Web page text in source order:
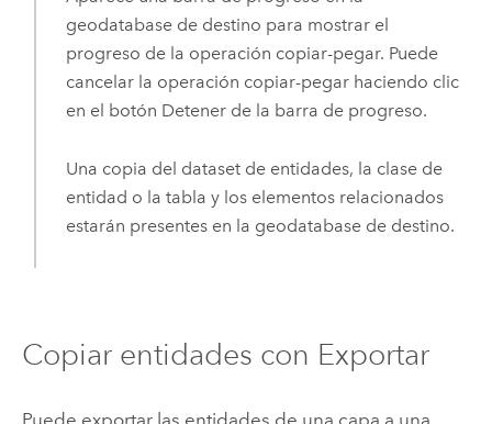
geodatabase de destino para mostrar el
progreso de la operación copiar-pegar. Puede
cancelar la operación copiar-pegar haciendo clic
en el botón Detener de la barra de progreso.
Una copia del dataset de entidades, la clase de
entidad o la tabla y los elementos relacionados
estarán presentes en la geodatabase de destino.
Copiar entidades con Exportar
Puede exportar las entidades de una capa a una